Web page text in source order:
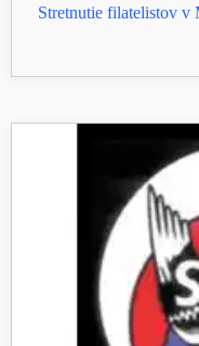
Stretnutie filatelistov v